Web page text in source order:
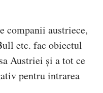
companii austriece,
etc. fac obiectul
Austriei și a tot ce
pentru intrarea